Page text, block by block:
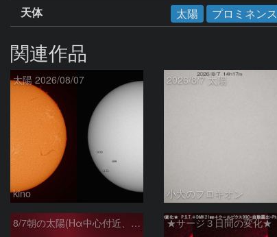
天体
太陽 プロミネンス
関連作品
太陽 2026/08/07
kino
2026/8/7 太陽
小犬のプロキオン
8/7朝の太陽(Hα中心付近、プロミネンス) ★サージ３日間の変化★